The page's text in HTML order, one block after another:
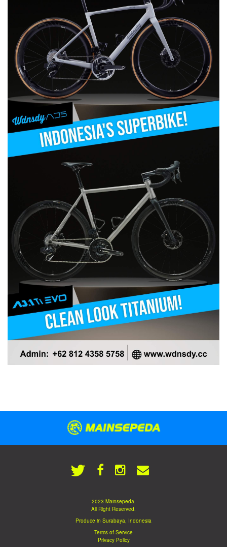
2023 Mainsepeda.
All Right Reserved.
Produce in Surabaya, Indonesia
Terms of Service
Privacy Policy